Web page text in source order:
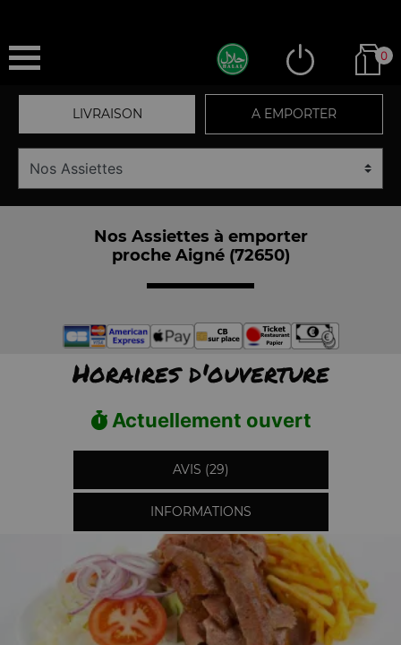
0
LIVRAISON A EMPORTER
Nos Assiettes à emporter
proche Aigné (72650)
Horaires d'ouverture
Actuellement ouvert
AVIS (29)
INFORMATIONS